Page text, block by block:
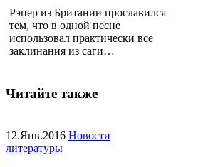
Рэпер из Британии прославился
тем, что в одной песне
использовал практически все
заклинания из саги…
Читайте также
12.Янв.2016 Новости
литературы